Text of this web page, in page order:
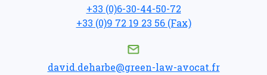
+33 (0)6-30-44-50-72
+33 (0)9 72 19 23 56 (Fax)
david.deharbe@green-law-avocat.fr